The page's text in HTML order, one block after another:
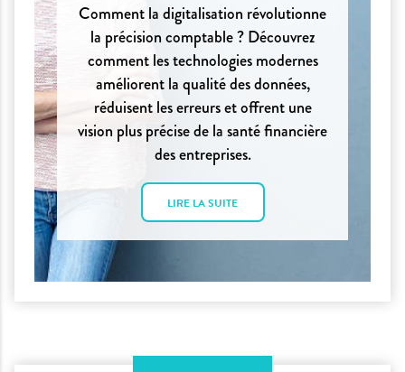
Comment la digitalisation révolutionne
la précision comptable ? Découvrez
comment les technologies modernes
améliorent la qualité des données,
réduisent les erreurs et offrent une
vision plus précise de la santé financière
des entreprises.
LIRE LA SUITE